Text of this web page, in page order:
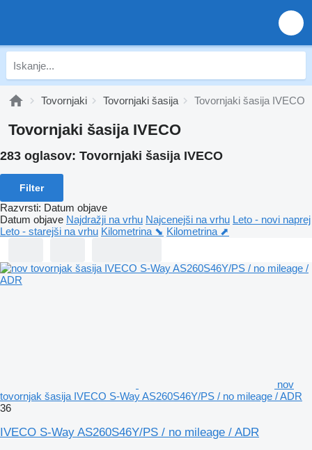
Tovornjaki Tovornjaki šasija Tovornjaki šasija IVECO
Tovornjaki šasija IVECO
283 oglasov: Tovornjaki šasija IVECO
Filter
Razvrsti: Datum objave
Datum objave Najdražji na vrhu Najcenejši na vrhu Leto - novi naprej
Leto - starejši na vrhu Kilometrina ⬊ Kilometrina ⬈
nov
tovornjak šasija IVECO S-Way AS260S46Y/PS / no mileage / ADR
36
IVECO S-Way AS260S46Y/PS / no mileage / ADR